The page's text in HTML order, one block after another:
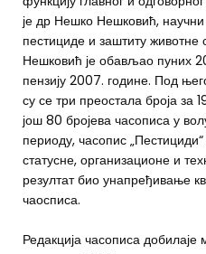
је др Нешко Нешковић, научни
пестициде и заштиту
Нешковић је обављао пуних
пензију 2007. године. Под
су се три преостала броја за
још 80 бројева часописа у
периоду, часопис
статусне, организационе и
резултат био унапређивање
чаосписа.
Редакција часописа